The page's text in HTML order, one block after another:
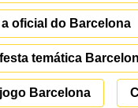
oficial do Barcelona
temática
Barcelona